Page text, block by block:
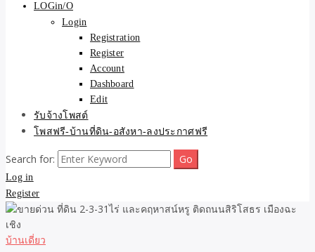
LOGin/O
Login
Registration
Register
Account
Dashboard
Edit
รับจ้างโพสต์
โพสฟรี-บ้านที่ดิน-อสังหา-ลงประกาศฟรี
Search for:
Log in
Register
บ้านเดี่ยว